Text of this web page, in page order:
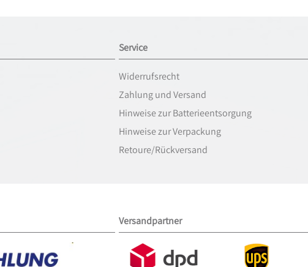
Service
Widerrufsrecht
Zahlung und Versand
Hinweise zur Batterieentsorgung
Hinweise zur Verpackung
Retoure/Rückversand
Versandpartner